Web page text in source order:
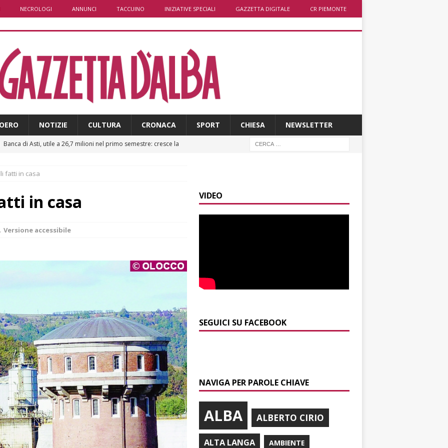
NECROLOGI ANNUNCI TACCUINO INIZIATIVE SPECIALI GAZZETTA DIGITALE CR PIEMONTE
NOTIZIE CULTURA CRONACA SPORT CHIESA NEWSLETTER
Banca di Asti, utile a 26,7 milioni nel primo semestre: cresce la
Modifiche alla viabilità a Scaparoni per i lavori della nuova
Palio di Asti: da lunedì 10 agosto parte l’allestimento
ALTRE
Alba: lunedì 10 agosto tornano le “Notti del vino”
ALBA
A Grinzane Cavour sono finiti i lavori in via Garibaldi e alla
ALBA
fatti in casa
in casa
Versione accessibile
VIDEO
SEGUICI SU FACEBOOK
NAVIGA PER PAROLE CHIAVE
ALBA ALBERTO CIRIO
ALTA LANGA AMBIENTE